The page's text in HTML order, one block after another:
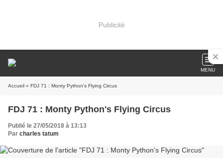
Publicité
MENU
Accueil » FDJ 71 : Monty Python's Flying Circus
FDJ 71 : Monty Python's Flying Circus
Publié le 27/05/2018 à 13:13
Par charles tatum